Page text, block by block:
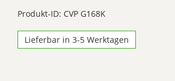
Powered byUsercentrics Consent
Produkt-ID: CVP G168K
Lieferbar in 3-5 Werktagen